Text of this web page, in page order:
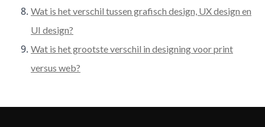
Wat is het verschil tussen grafisch design, UX design en
UI design?
Wat is het grootste verschil in designing voor print
versus web?